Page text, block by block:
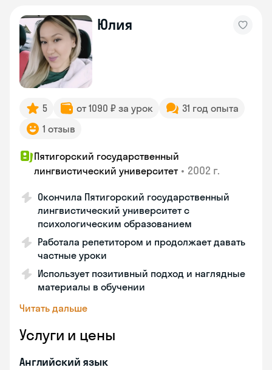
Юлия
5 от 1090 ₽ за урок
31 год опыта
1 отзыв
Пятигорский государственный
лингвистический университет • 2002 г.
Окончила Пятигорский государственный
лингвистический университет с
психологическим образованием
Работала репетитором и продолжает давать
частные уроки
Использует позитивный подход и наглядные
материалы в обучении
Читать дальше
Услуги и цены
Английский язык